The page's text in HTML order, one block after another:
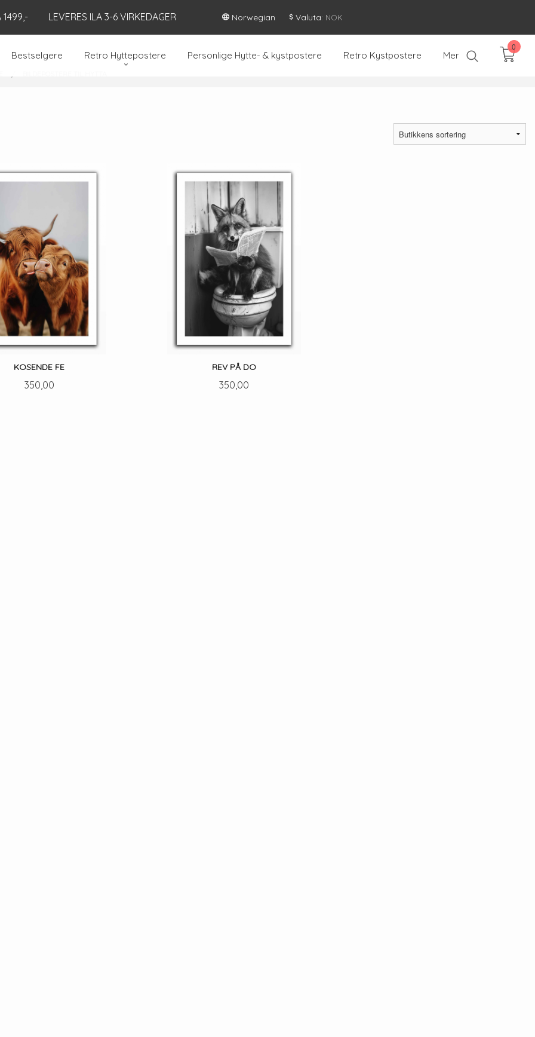
1499,- LEVERES ILA 3-6 VIRKEDAGER Norwegian Valuta: NOK
Bestselgere Retro Hyttepostere Personlige Hytte- & kystpostere Retro Kystpostere Mer
0
KOSENDE FE
Pris
350,00
REV PÅ DO
Pris
350,00